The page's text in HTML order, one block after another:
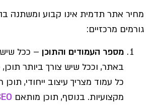
מחיר אתר תדמית אינו קבוע ומשתנה
גורמים מרכזיים:
מספר העמודים והתוכן – ככל שיש
באתר, וככל שיש צורך ביותר
כל עמוד מצריך עיצוב ייחודי, תוכן
מקצועיות. בנוסף, תוכן מותאם